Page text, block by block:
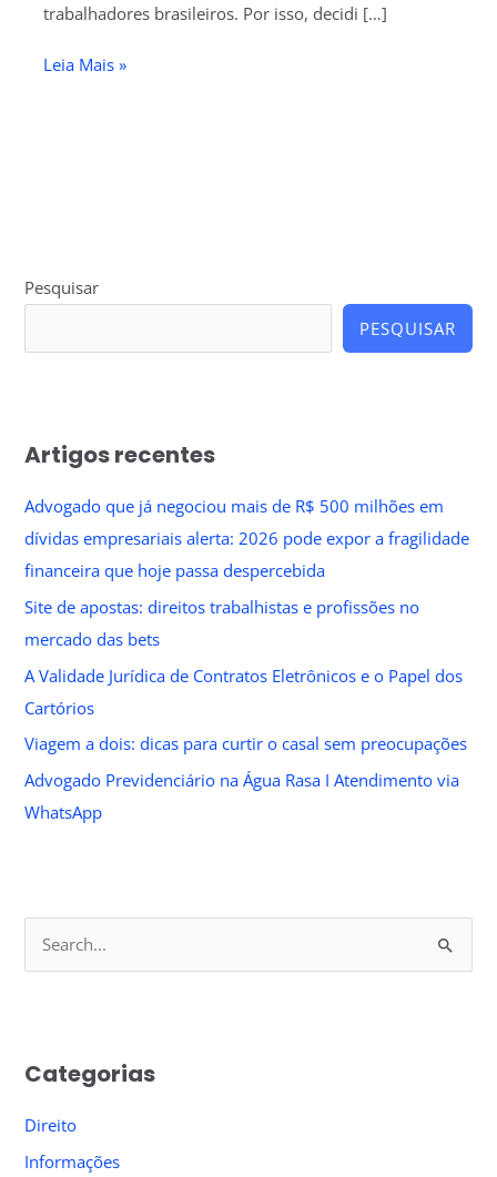
trabalhadores brasileiros. Por isso, decidi […]
Leia Mais »
Pesquisar
PESQUISAR
Artigos recentes
Advogado que já negociou mais de R$ 500 milhões em
dívidas empresariais alerta: 2026 pode expor a fragilidade
financeira que hoje passa despercebida
Site de apostas: direitos trabalhistas e profissões no
mercado das bets
A Validade Jurídica de Contratos Eletrônicos e o Papel dos
Cartórios
Viagem a dois: dicas para curtir o casal sem preocupações
Advogado Previdenciário na Água Rasa I Atendimento via
WhatsApp
c
o
Categorias
Direito
Informações